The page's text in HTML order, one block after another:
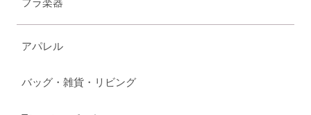
フラ楽器
アパレル
バッグ・雑貨・リビング